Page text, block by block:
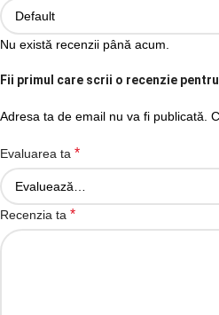
Nu există recenzii până acum.
Fii primul care scrii o recenzie
Adresa ta de email nu va fi publicată.
Evaluarea ta *
Recenzia ta *